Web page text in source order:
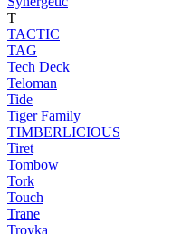
T
TACTIC
TAG
Tech Deck
Teloman
Tide
Tiger Family
TIMBERLICIOUS
Tiret
Tombow
Tork
Touch
Trane
Troyka